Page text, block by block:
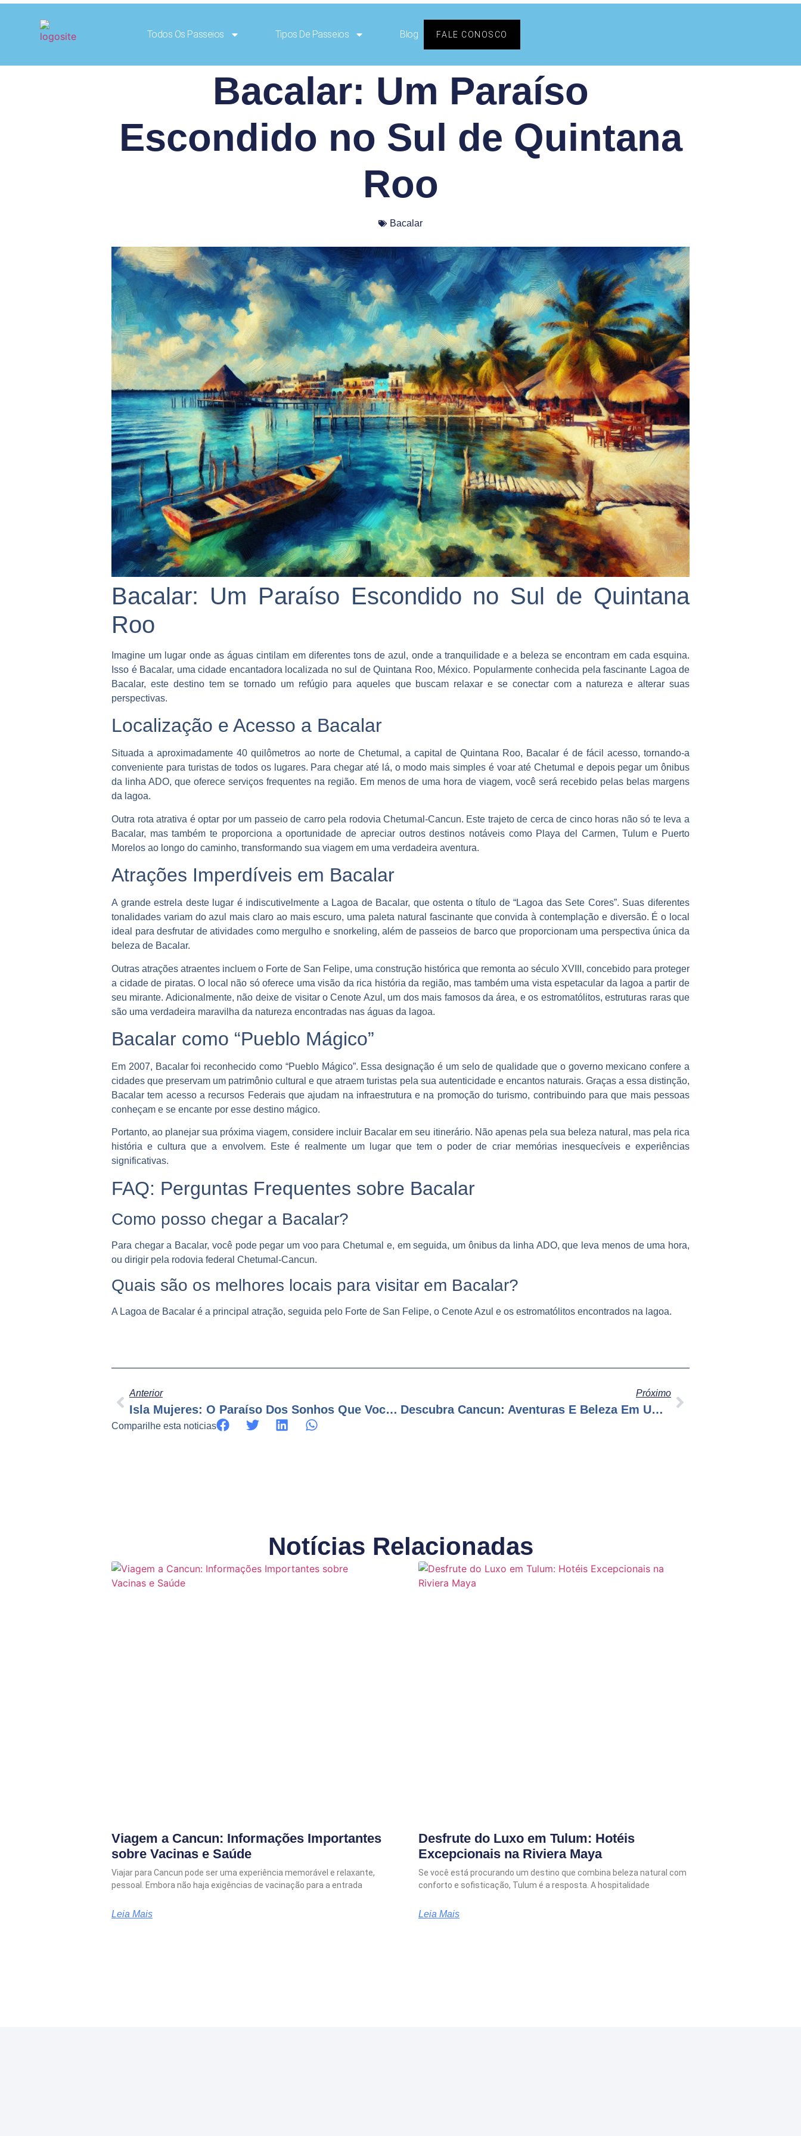
Todos Os Passeios Tipos De Passeios Blog FALE CONOSCO
Bacalar: Um Paraíso
Escondido no Sul de Quintana
Roo
Bacalar
Bacalar: Um Paraíso Escondido no Sul de Quintana
Roo
Imagine um lugar onde as águas cintilam em diferentes tons de azul, onde a tranquilidade e a beleza se encontram em cada esquina.
Isso é Bacalar, uma cidade encantadora localizada no sul de Quintana Roo, México. Popularmente conhecida pela fascinante Lagoa de
Bacalar, este destino tem se tornado um refúgio para aqueles que buscam relaxar e se conectar com a natureza e alterar suas
perspectivas.
Localização e Acesso a Bacalar
Situada a aproximadamente 40 quilômetros ao norte de Chetumal, a capital de Quintana Roo, Bacalar é de fácil acesso, tornando-a
conveniente para turistas de todos os lugares. Para chegar até lá, o modo mais simples é voar até Chetumal e depois pegar um ônibus
da linha ADO, que oferece serviços frequentes na região. Em menos de uma hora de viagem, você será recebido pelas belas margens
da lagoa.
Outra rota atrativa é optar por um passeio de carro pela rodovia Chetumal-Cancun. Este trajeto de cerca de cinco horas não só te leva a
Bacalar, mas também te proporciona a oportunidade de apreciar outros destinos notáveis como Playa del Carmen, Tulum e Puerto
Morelos ao longo do caminho, transformando sua viagem em uma verdadeira aventura.
Atrações Imperdíveis em Bacalar
A grande estrela deste lugar é indiscutivelmente a Lagoa de Bacalar, que ostenta o título de “Lagoa das Sete Cores”. Suas diferentes
tonalidades variam do azul mais claro ao mais escuro, uma paleta natural fascinante que convida à contemplação e diversão. É o local
ideal para desfrutar de atividades como mergulho e snorkeling, além de passeios de barco que proporcionam uma perspectiva única da
beleza de Bacalar.
Outras atrações atraentes incluem o Forte de San Felipe, uma construção histórica que remonta ao século XVIII, concebido para proteger
a cidade de piratas. O local não só oferece uma visão da rica história da região, mas também uma vista espetacular da lagoa a partir de
seu mirante. Adicionalmente, não deixe de visitar o Cenote Azul, um dos mais famosos da área, e os estromatólitos, estruturas raras que
são uma verdadeira maravilha da natureza encontradas nas águas da lagoa.
Bacalar como “Pueblo Mágico”
Em 2007, Bacalar foi reconhecido como “Pueblo Mágico”. Essa designação é um selo de qualidade que o governo mexicano confere a
cidades que preservam um patrimônio cultural e que atraem turistas pela sua autenticidade e encantos naturais. Graças a essa distinção,
Bacalar tem acesso a recursos Federais que ajudam na infraestrutura e na promoção do turismo, contribuindo para que mais pessoas
conheçam e se encante por esse destino mágico.
Portanto, ao planejar sua próxima viagem, considere incluir Bacalar em seu itinerário. Não apenas pela sua beleza natural, mas pela rica
história e cultura que a envolvem. Este é realmente um lugar que tem o poder de criar memórias inesquecíveis e experiências
significativas.
FAQ: Perguntas Frequentes sobre Bacalar
Como posso chegar a Bacalar?
Para chegar a Bacalar, você pode pegar um voo para Chetumal e, em seguida, um ônibus da linha ADO, que leva menos de uma hora,
ou dirigir pela rodovia federal Chetumal-Cancun.
Quais são os melhores locais para visitar em Bacalar?
A Lagoa de Bacalar é a principal atração, seguida pelo Forte de San Felipe, o Cenote Azul e os estromatólitos encontrados na lagoa.
Anterior
Isla Mujeres: O Paraíso Dos Sonhos Que Você Precisa Conhecer
Próximo
Descubra Cancun: Aventuras E Beleza Em Um Destino Dos Sonhos
Comparilhe esta noticias
Notícias Relacionadas
Viagem a Cancun: Informações Importantes
sobre Vacinas e Saúde
Viajar para Cancun pode ser uma experiência memorável e relaxante,
pessoal. Embora não haja exigências de vacinação para a entrada
Leia Mais
Desfrute do Luxo em Tulum: Hotéis
Excepcionais na Riviera Maya
Se você está procurando um destino que combina beleza natural com
conforto e sofisticação, Tulum é a resposta. A hospitalidade
Leia Mais